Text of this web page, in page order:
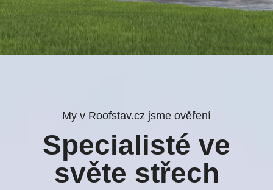
My v Roofstav.cz jsme ověření
Specialisté ve
světe střech